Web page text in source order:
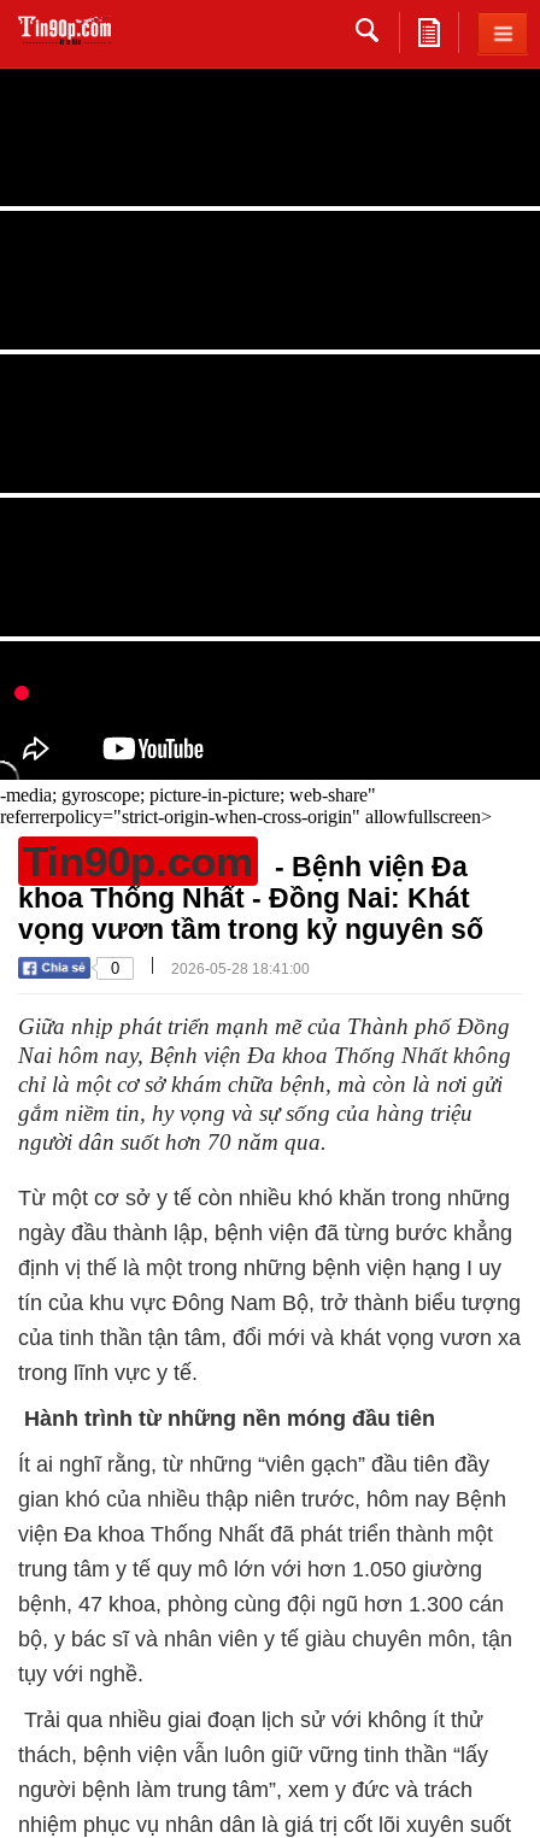
-media; gyroscope; picture-in-picture; web-share"
referrerpolicy="strict-origin-when-cross-origin" allowfullscreen>
Tin90p.com
- Bệnh viện Đa
khoa Thống Nhất - Đồng Nai: Khát
vọng vươn tầm trong kỷ nguyên số
0 | 2026-05-28 18:41:00
Giữa nhịp phát triển mạnh mẽ của Thành phố Đồng
Nai hôm nay, Bệnh viện Đa khoa Thống Nhất không
chỉ là một cơ sở khám chữa bệnh, mà còn là nơi gửi
gắm niềm tin, hy vọng và sự sống của hàng triệu
người dân suốt hơn 70 năm qua.
Từ một cơ sở y tế còn nhiều khó khăn trong những
ngày đầu thành lập, bệnh viện đã từng bước khẳng
định vị thế là một trong những bệnh viện hạng I uy
tín của khu vực Đông Nam Bộ, trở thành biểu tượng
của tinh thần tận tâm, đổi mới và khát vọng vươn xa
trong lĩnh vực y tế.
Hành trình từ những nền móng đầu tiên
Ít ai nghĩ rằng, từ những “viên gạch” đầu tiên đầy
gian khó của nhiều thập niên trước, hôm nay Bệnh
viện Đa khoa Thống Nhất đã phát triển thành một
trung tâm y tế quy mô lớn với hơn 1.050 giường
bệnh, 47 khoa, phòng cùng đội ngũ hơn 1.300 cán
bộ, y bác sĩ và nhân viên y tế giàu chuyên môn, tận
tụy với nghề.
Trải qua nhiều giai đoạn lịch sử với không ít thử
thách, bệnh viện vẫn luôn giữ vững tinh thần “lấy
người bệnh làm trung tâm”, xem y đức và trách
nhiệm phục vụ nhân dân là giá trị cốt lõi xuyên suốt